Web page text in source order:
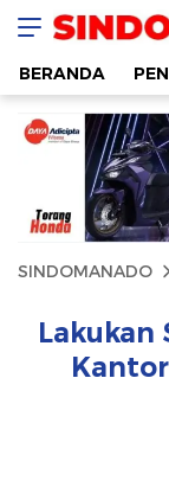
Informatif
BERANDA
SINDOMANADO
Lakukan